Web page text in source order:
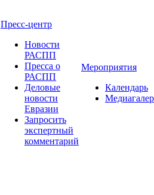
Пресс-центр
Новости
РАСПП
Пресса о
РАСПП
Деловые
новости
Евразии
Запросить
экспертный
комментарий
Мероприятия
Календарь